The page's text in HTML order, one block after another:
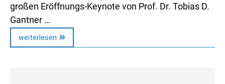
großen Eröffnungs-Keynote von Prof. Dr. Tobias D.
Gantner …
weiterlesen